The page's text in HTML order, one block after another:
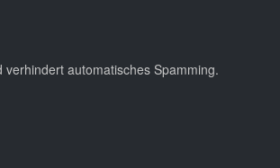
automatisches Spamming.